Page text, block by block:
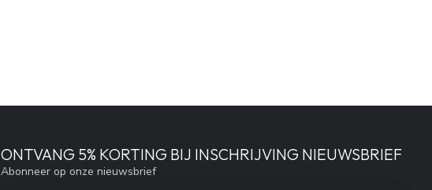
ONTVANG 5% KORTING BIJ INSCHRIJVING NIEUWSBRIEF
Abonneer op onze nieuwsbrief